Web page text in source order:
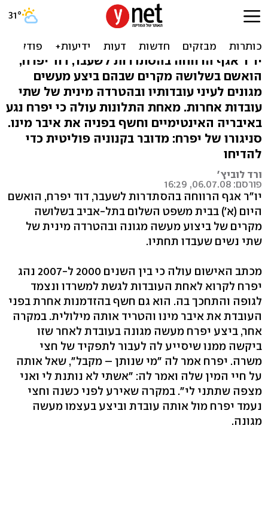
בכיר בהסתדרות הואשם
בביצוע מעשים מגונים
יו"ר אגף הרווחה בהסתדרות לשעבר, דוד יפרח,
הואשם בשלושה מקרים שבהם ביצע מעשים
מגונים לעיני עובדותיו ובהטרדה מינית של שתי
עובדות אחרות. מאחת התלונות עולה כי יפרח נגע
באיבריה האינטימיים וחשף בפניה את איבר מינו.
סניגורו של יפרח: מדובר בקנוניה פוליטית כדי
להדיחו
ורד לוביץ'
פורסם: 06.07.08, 16:29
יו"ר אגף הרווחה בהסתדרות לשעבר, דוד יפרח, הואשם
היום (א') בבית משפט השלום בתל-אביב בשלושה
מקרים של ביצוע מעשה מגונה ובהטרדה מינית של
שתי נשים שעבדו תחתיו.
מכתב האישום עולה כי בין השנים 2000 ל-2007 נהג
יפרח לקרוא לאחת העובדות לגשת למשרדו ונצמד
לגופה והתחכך בה. הוא גם חשף בהזדמנות אחרת בפני
העובדת את איבר מינו והטריד אותה מילולית. במקרה
אחר, ביצע יפרח מעשה מגונה בעובדת לאחר שזו
ביקשה ממנו שיסייע לה לעבור לתפקיד של חצי
משרה. יפרח אמר לה "מי שנותן – מקבל", שאל אותה
על חיי המין שלה ואמר לה: "אשתי לא נותנת לי ואני
מצפה שתתני לי". במקרה שאירע לפני כשנה וחצי
נעמד יפרח מול אותה עובדת וביצע בעצמו מעשה
מגונה.